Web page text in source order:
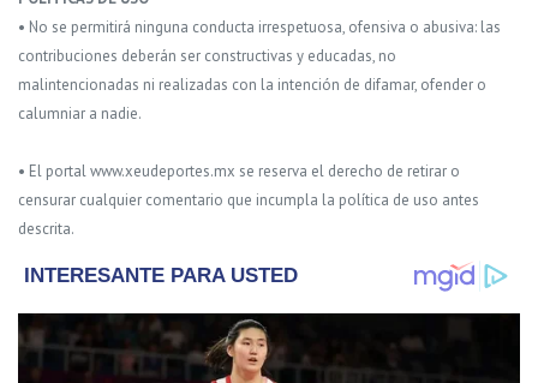
• No se permitirá ninguna conducta irrespetuosa, ofensiva o abusiva: las
contribuciones deberán ser constructivas y educadas, no
malintencionadas ni realizadas con la intención de difamar, ofender o
calumniar a nadie.
• El portal www.xeudeportes.mx se reserva el derecho de retirar o
censurar cualquier comentario que incumpla la política de uso antes
descrita.